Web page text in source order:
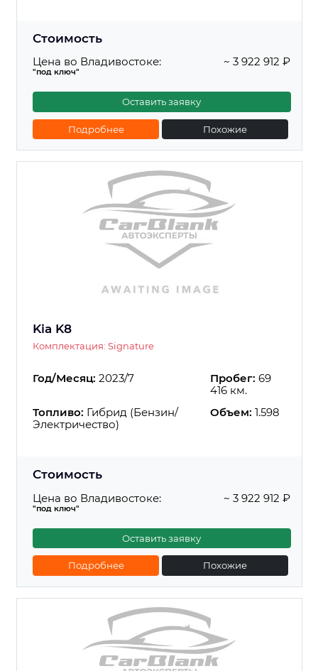
Стоимость
Цена во Владивостоке:
"под ключ"
~ 3 922 912 ₽
Оставить заявку
Подробнее Похожие
Kia K8
Комплектация: Signature
Год/Месяц: 2023/7 Пробег: 69
416 км.
Топливо: Гибрид (Бензин/
Электричество)
Объем: 1.598
Стоимость
Цена во Владивостоке:
"под ключ"
~ 3 922 912 ₽
Оставить заявку
Подробнее Похожие